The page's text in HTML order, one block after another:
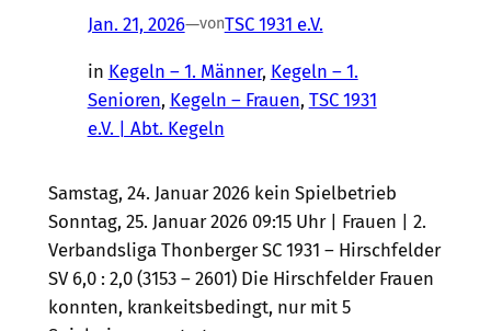
Jan. 21, 2026—vonTSC 1931 e.V.
in Kegeln – 1. Männer, Kegeln – 1.
Senioren, Kegeln – Frauen, TSC 1931
e.V. | Abt. Kegeln
Samstag, 24. Januar 2026 kein Spielbetrieb
Sonntag, 25. Januar 2026 09:15 Uhr | Frauen | 2.
Verbandsliga Thonberger SC 1931 – Hirschfelder
SV 6,0 : 2,0 (3153 – 2601) Die Hirschfelder Frauen
konnten, krankeitsbedingt, nur mit 5